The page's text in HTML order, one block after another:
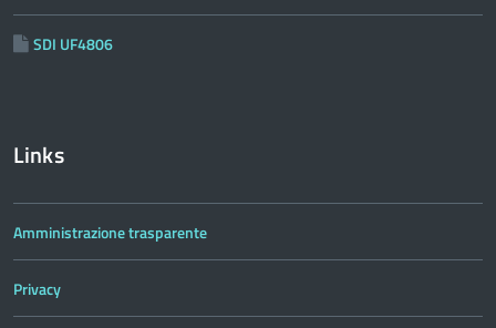
SDI UF4806
Links
Amministrazione trasparente
Privacy